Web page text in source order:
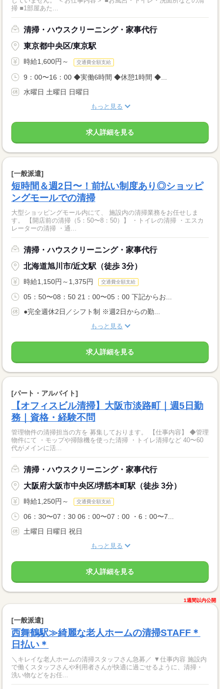
掃 ■1部屋あた...
清掃・ハウスクリーニング・家事代行
東京都中央区/東京駅
時給1,600円～ 交通費全額支給
9：00〜16：00 ◆実働6時間 ◆休憩1時間 ◆...
水曜日 土曜日 日曜日
もっと見る
求人詳細を見る
[一般派遣]
短時間＆週2日〜！前払い制度あり◎ショッピ
ングモールでの清掃
大型ショッピングモール内にて、 施設内の清掃業務をお任せしま
す。 【開店前の清掃（5：50〜8：50）】 ・トイレの清掃 ・エスカ
レーターの清掃 ・通...
清掃・ハウスクリーニング・家事代行
北海道旭川市/近文駅（徒歩 3分）
時給1,150円～1,375円 交通費全額支給
05：50〜08：50 21：00〜05：00 下記からお...
●完全週休2日／シフト制 ※週2日からの勤...
もっと見る
求人詳細を見る
[パート・アルバイト]
【オフィスビル清掃】大阪市淡路町｜週5日勤
務｜資格・経験不問
管理物件の清掃担当の方を 募集しております。 【仕事内容】 ◆管理
物件にて ・モップや掃除機を使った清掃 ・トイレ清掃など 40〜60
代がメインに活...
清掃・ハウスクリーニング・家事代行
大阪府大阪市中央区/堺筋本町駅（徒歩 3分）
時給1,250円～ 交通費全額支給
06：30〜07：30 06：00〜07：00 ・6：00〜7...
土曜日 日曜日 祝日
もっと見る
求人詳細を見る
1週間以内公開
[一般派遣]
西舞鶴駅≫綺麗な老人ホームの清掃STAFF＊
日払い＊
＼キレイな老人ホームの清掃スタッフさん急募／ ▼仕事内容 施設内
で働くスタッフさんや利用者さんが快適に過ごせるように、清掃・
洗い物などをお任...